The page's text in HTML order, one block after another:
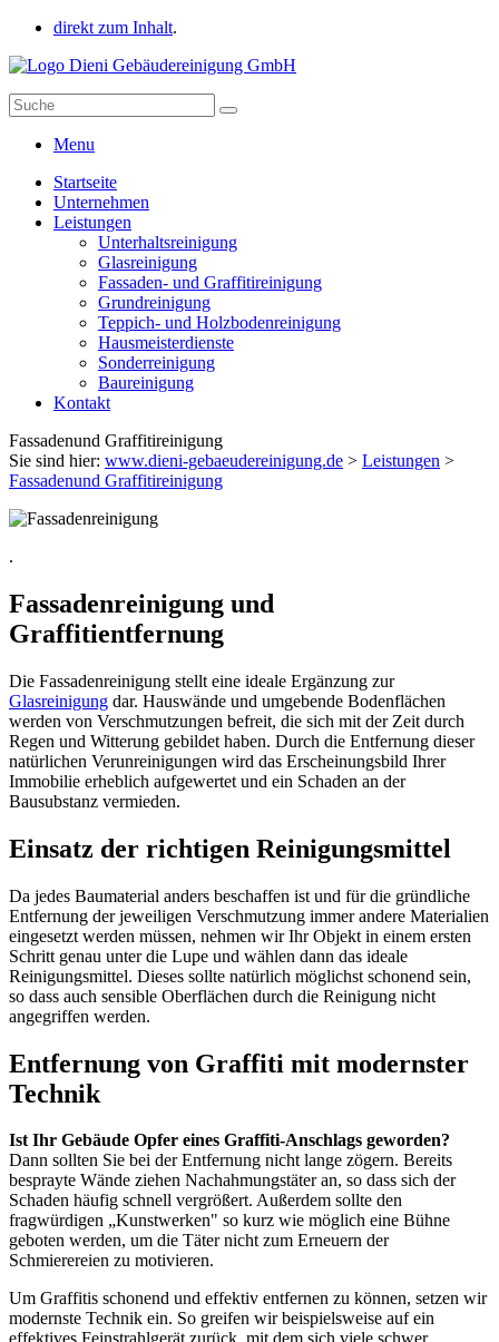
direkt zum Inhalt.
Menu
Startseite
Unternehmen
Leistungen
Unterhaltsreinigung
Glasreinigung
Fassaden- und Graffitireinigung
Grundreinigung
Teppich- und Holzbodenreinigung
Hausmeisterdienste
Sonderreinigung
Baureinigung
Kontakt
Fassadenund Graffitireinigung
Sie sind hier: www.dieni-gebaeudereinigung.de > Leistungen >
Fassadenund Graffitireinigung
.
Fassadenreinigung und
Graffitientfernung
Die Fassadenreinigung stellt eine ideale Ergänzung zur
Glasreinigung dar. Hauswände und umgebende Bodenflächen
werden von Verschmutzungen befreit, die sich mit der Zeit durch
Regen und Witterung gebildet haben. Durch die Entfernung dieser
natürlichen Verunreinigungen wird das Erscheinungsbild Ihrer
Immobilie erheblich aufgewertet und ein Schaden an der
Bausubstanz vermieden.
Einsatz der richtigen Reinigungsmittel
Da jedes Baumaterial anders beschaffen ist und für die gründliche
Entfernung der jeweiligen Verschmutzung immer andere Materialien
eingesetzt werden müssen, nehmen wir Ihr Objekt in einem ersten
Schritt genau unter die Lupe und wählen dann das ideale
Reinigungsmittel. Dieses sollte natürlich möglichst schonend sein,
so dass auch sensible Oberflächen durch die Reinigung nicht
angegriffen werden.
Entfernung von Graffiti mit modernster
Technik
Ist Ihr Gebäude Opfer eines Graffiti-Anschlags geworden?
Dann sollten Sie bei der Entfernung nicht lange zögern. Bereits
besprayte Wände ziehen Nachahmungstäter an, so dass sich der
Schaden häufig schnell vergrößert. Außerdem sollte den
fragwürdigen „Kunstwerken" so kurz wie möglich eine Bühne
geboten werden, um die Täter nicht zum Erneuern der
Schmierereien zu motivieren.
Um Graffitis schonend und effektiv entfernen zu können, setzen wir
modernste Technik ein. So greifen wir beispielsweise auf ein